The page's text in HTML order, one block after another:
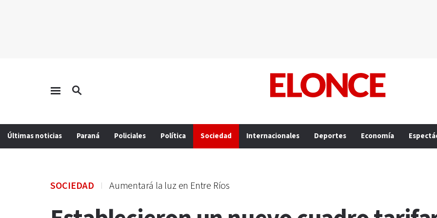
Últimas noticias Paraná Policiales Política Sociedad Internacionales Deportes Economía
SOCIEDAD Aumentará la luz en Entre Ríos